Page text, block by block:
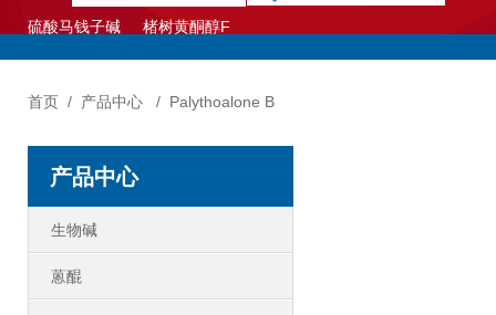
硫酸马钱子碱 楮树黄酮醇F
首页/ 产品中心/ Palythoalone B
产品中心
生物碱
蒽醌